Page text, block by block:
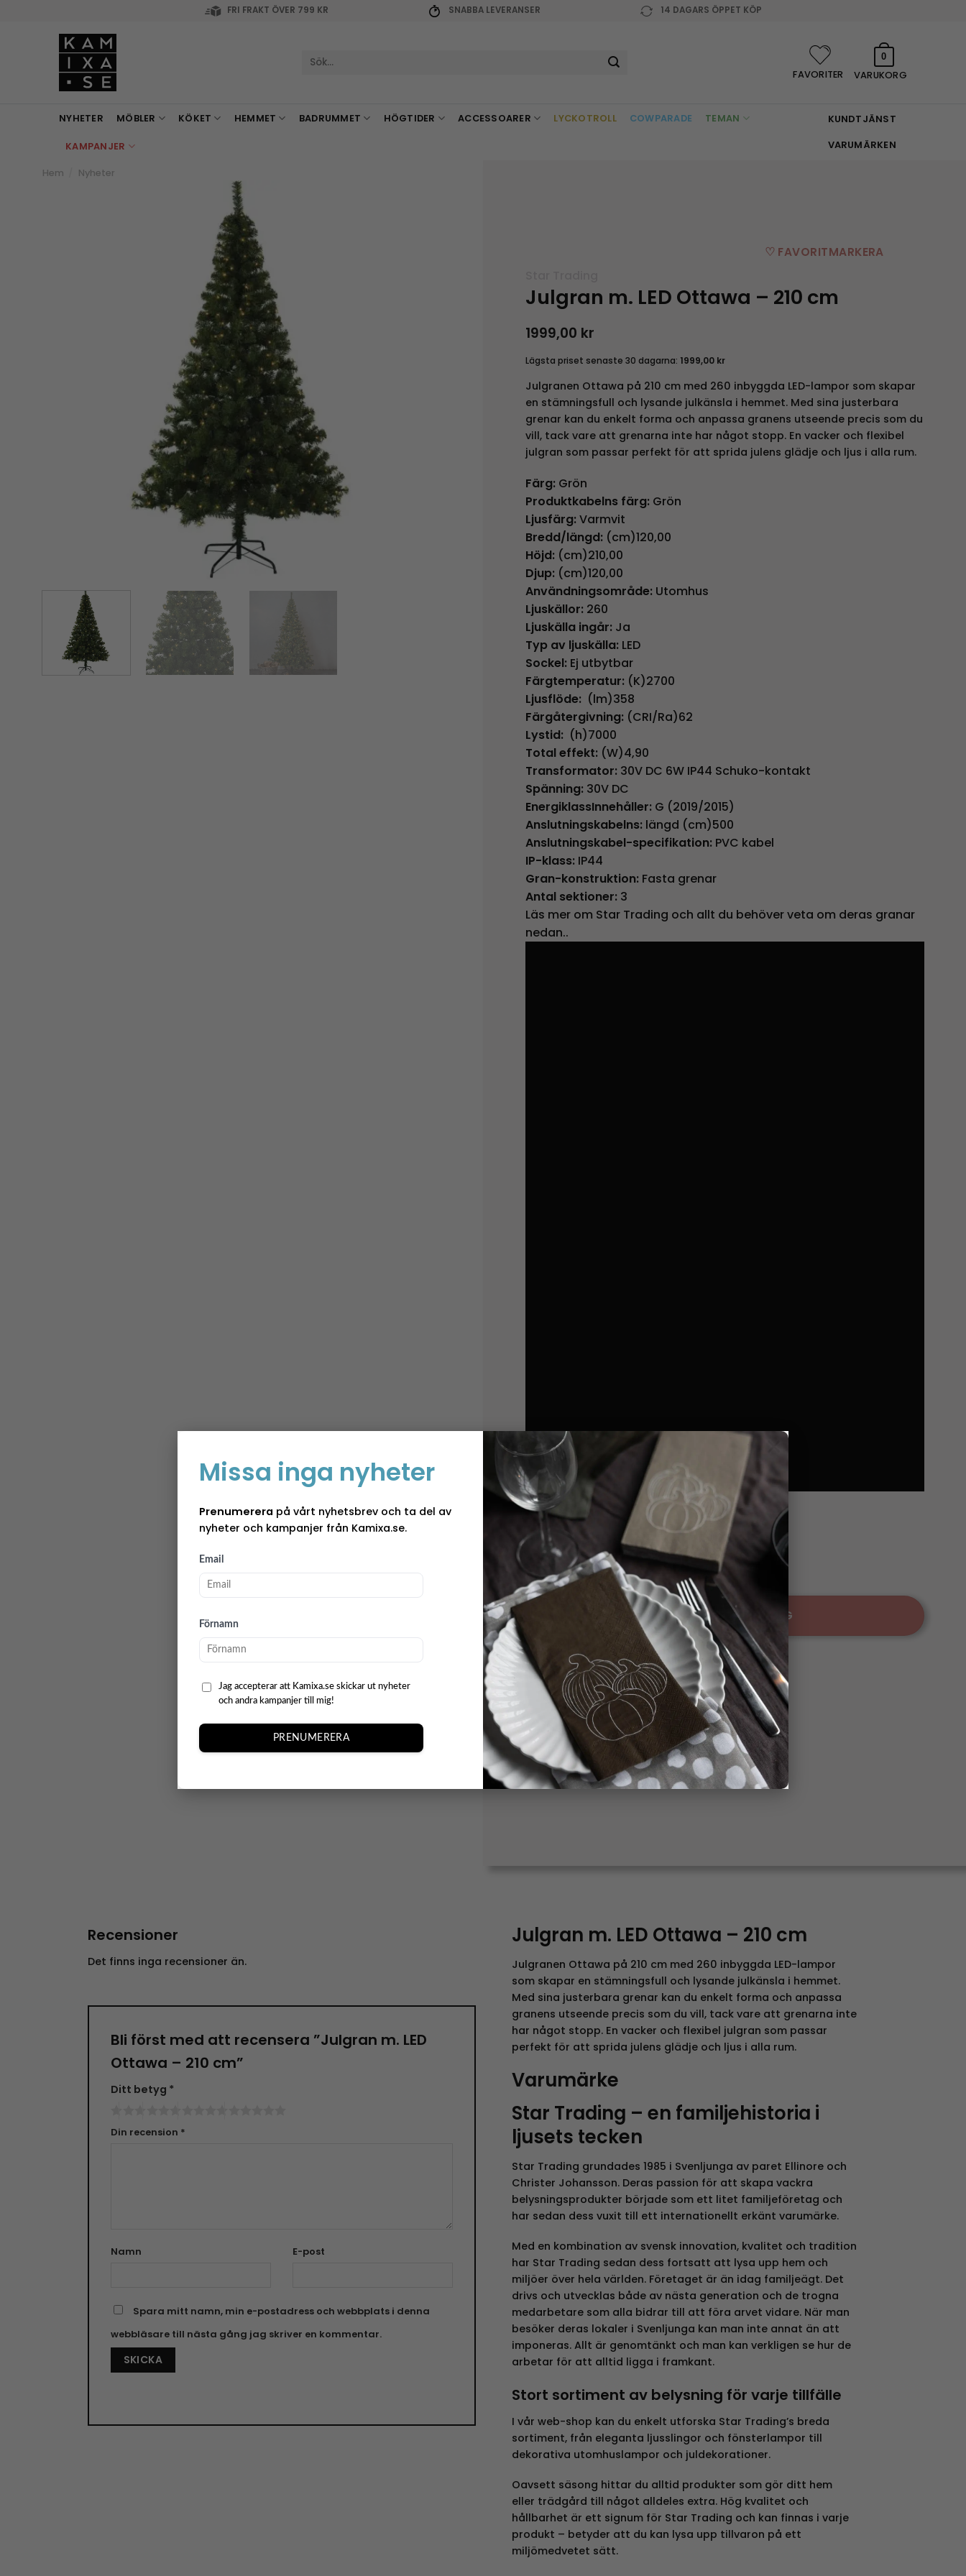
Missa inga nyheter
Prenumerera på vårt nyhetsbrev och ta del av
nyheter och kampanjer från Kamixa.se.
Email
Förnamn
Jag accepterar att Kamixa.se skickar ut nyheter
och andra kampanjer till mig!
PRENUMERERA
×
FRI FRAKT ÖVER 799 KR SNABBA LEVERANSER 14 DAGARS ÖPPET KÖP
Sök
FAVORITER VARUKORG
0
NYHETER MÖBLER KÖKET HEMMET BADRUMMET HÖGTIDER ACCESSOARER LYCKOTROLL COWPARADE TEMAN
KAMPANJER
KUNDTJÄNST
VARUMÄRKEN
Hem Nyheter
♡ FAVORITMARKERA
Julgran m. LED Ottawa – 210 cm
1999,00 kr
Lägsta priset senaste 30 dagarna: 1999,00 kr
Julgranen Ottawa på 210 cm med 260 inbyggda LED-lampor som skapar
en stämningsfull och lysande julkänsla i hemmet. Med sina justerbara
grenar kan du enkelt forma och anpassa granens utseende precis som du
vill, tack vare att grenarna inte har något stopp. En vacker och flexibel
julgran som passar perfekt för att sprida julens glädje och ljus i alla rum.
Färg: Grön
Produktkabelns färg: Grön
Ljusfärg: Varmvit
Bredd/längd: (cm)120,00
Höjd: (cm)210,00
Djup: (cm)120,00
Användningsområde: Utomhus
Ljuskällor: 260
Ljuskälla ingår: Ja
Typ av ljuskälla: LED
Sockel: Ej utbytbar
Färgtemperatur: (K)2700
Ljusflöde: (lm)358
Färgåtergivning: (CRI/Ra)62
Lystid: (h)7000
Total effekt: (W)4,90
Transformator: 30V DC 6W IP44 Schuko-kontakt
Spänning: 30V DC
EnergiklassInnehåller: G (2019/2015)
Anslutningskabelns: längd (cm)500
Anslutningskabel-specifikation: PVC kabel
IP-klass: IP44
Gran-konstruktion: Fasta grenar
Antal sektioner: 3
Läs mer om Star Trading och allt du behöver veta om deras granar
nedan..
I lager
Julgran m. LED Ottawa - 210 cm mängd
LÄGG TILL I VARUKORG
Kategorier: Julgranar
Nyheter
Etiketter:#återanvändningsbar,#inredning ,
#julafton ,#julgran
Varumärke:Star Trading
Recensioner
Det finns inga recensioner än.
Bli först med att recensera ”Julgran m. LED
Ottawa – 210 cm”
Ditt betyg *
Din recension *
Namn E-post
Spara mitt namn, min e-postadress och webbplats i denna
webbläsare till nästa gång jag skriver en kommentar.
Julgran m. LED Ottawa – 210 cm
Julgranen Ottawa på 210 cm med 260 inbyggda LED-lampor
som skapar en stämningsfull och lysande julkänsla i hemmet.
Med sina justerbara grenar kan du enkelt forma och anpassa
granens utseende precis som du vill, tack vare att grenarna inte
har något stopp. En vacker och flexibel julgran som passar
perfekt för att sprida julens glädje och ljus i alla rum.
Varumärke
Star Trading – en familjehistoria i
ljusets tecken
Star Trading grundades 1985 i Svenljunga av paret Ellinore och
Christer Johansson. Deras passion för att skapa vackra
belysningsprodukter började som ett litet familjeföretag och
har sedan dess vuxit till ett internationellt erkänt varumärke.
Med en kombination av svensk innovation, kvalitet och tradition
har Star Trading sedan dess fortsatt att lysa upp hem och
miljöer över hela världen. Företaget är än idag familjeägt. Det
drivs och utvecklas både av nästa generation och de trogna
medarbetare som alla bidrar till att föra arvet vidare. När man
besöker deras lokaler i Svenljunga kan man inte annat än att
imponeras. Allt är genomtänkt och man kan verkligen se hur de
arbetar för att alltid ligga i framkant.
Stort sortiment av belysning för varje tillfälle
I vår web-shop kan du enkelt utforska Star Trading’s breda
sortiment, från eleganta ljusslingor och fönsterlampor till
dekorativa utomhuslampor och juldekorationer.
Oavsett säsong hittar du alltid produkter som gör ditt hem
eller trädgård till något alldeles extra. Hög kvalitet och
hållbarhet är ett signum för Star Trading och kan finnas i varje
produkt – betyder att du kan lysa upp tillvaron på ett
miljömedvetet sätt.